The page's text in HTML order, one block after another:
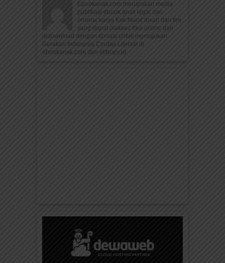
Ebookanak.com merupakan media
publikasi ebook anak legal dan
orisinal karya Kak Nurul Ihsan dan tim
yang dapat diakses free online dan
didownload dengan donasi untuk memajukan
Gerakan Indonesia Cerdas Literasi di
ebookanak.com dan elibrary.id.